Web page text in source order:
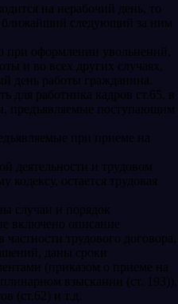
на нерабочий день, то
ближайший следующий за ним
при оформлении увольнений,
и во всех других случаях,
день работы гражданина.
для работника кадров ст.65, в
предъявляемые поступающим
при приеме на
деятельности и трудовом
кодексу, остается трудовая
случаи и порядок
включено описание
трудового договора,
даны сроки
(приказом о приеме на
взыскании (ст. 193)),
(ст.62) и т.д.